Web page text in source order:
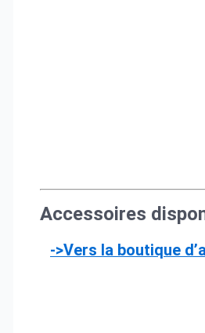
Accessoires
->Vers la boutique